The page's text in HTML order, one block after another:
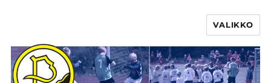
VALIKKO